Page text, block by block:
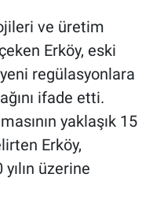
ve üretim
Erköy, eski
regülasyonlara
ifade etti.
yaklaşık 15
Erköy,
üzerine